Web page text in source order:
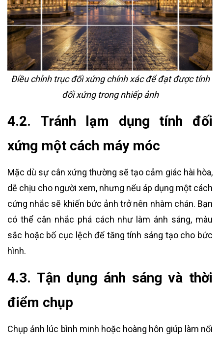
Điều chỉnh trục đối xứng chính xác để đạt được tính
đối xứng trong nhiếp ảnh
4.2. Tránh lạm dụng tính đối
xứng một cách máy móc
Mặc dù sự cân xứng thường sẽ tạo cảm giác hài hòa,
dễ chịu cho người xem, nhưng nếu áp dụng một cách
cứng nhắc sẽ khiến bức ảnh trở nên nhàm chán. Bạn
có thể cân nhắc phá cách như làm ánh sáng, màu
sắc hoặc bố cục lệch để tăng tính sáng tạo cho bức
hình.
4.3. Tận dụng ánh sáng và thời
điểm chụp
Chụp ảnh lúc bình minh hoặc hoàng hôn giúp làm nổi